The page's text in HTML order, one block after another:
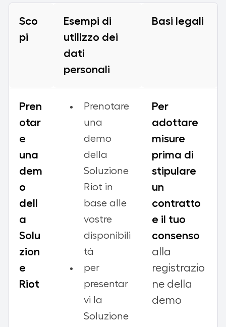
Sco
pi
Esempi di
utilizzo dei
dati
personali
Basi legali
Pren
otar
e
una
dem
o
dell
a
Solu
zion
e
Riot
Prenotare
una
demo
della
Soluzione
Riot in
base alle
vostre
disponibili
tà
per
presentar
vi la
Soluzione
Per
adottare
misure
prima di
stipulare
un
contratto
e il tuo
consenso
alla
registrazio
ne della
demo